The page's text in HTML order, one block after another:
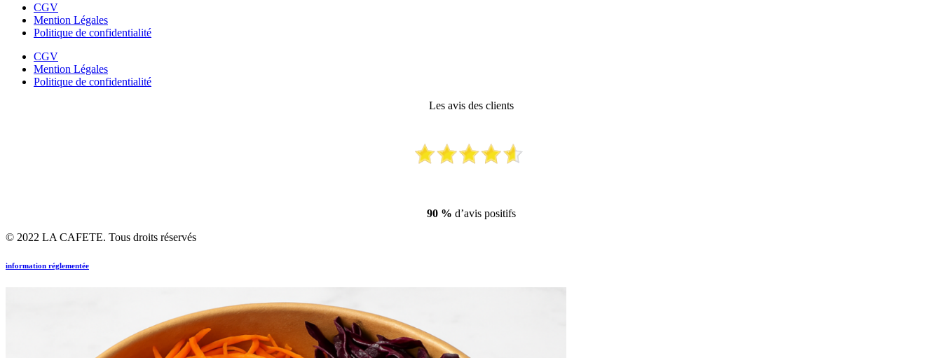
CGV
Mention Légales
Politique de confidentialité
CGV
Mention Légales
Politique de confidentialité
Les avis des clients
90 % d’avis positifs
© 2022 LA CAFETE. Tous droits réservés
information réglementée